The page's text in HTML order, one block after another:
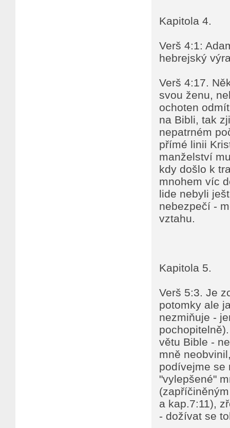
Kapitola 4.
Verš 4:1:
hebrejský
Verš 4:17.
svou ženu,
ochoten
na Bibli, tak
nepatrném
přímé linii
manželství
kdy došlo k
mnohem víc
lide nebyli
nebezpečí -
vztahu.
Kapitola 5.
Verš 5:3. Je
potomky ale
nezmiňuje -
větu Bible -
mně
podívejme se
"vylepšené"
a kap.7:11),
- dožívat se